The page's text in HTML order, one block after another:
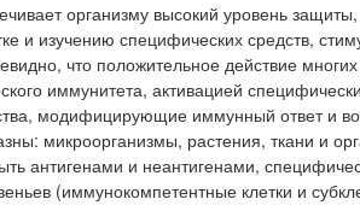
организму высокий уровень
и изучению специфических средств,
что положительное действие
иммунитета, активацией
модифицирующие иммунный ответ и
микроорганизмы, растения, ткани и
антигенами и неантигенами,
(иммунокомпетентные клетки и